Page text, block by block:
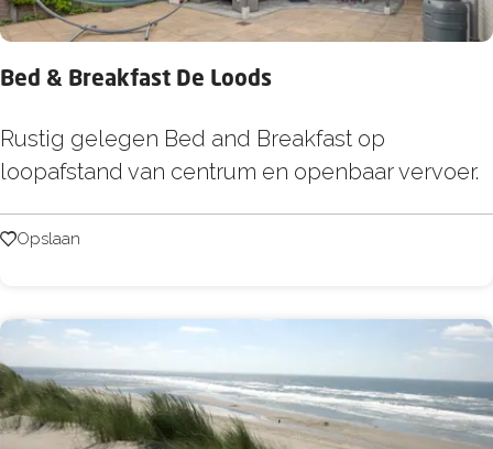
u
t
N
i
u
Z
e
e
d
Bed & Breakfast De Loods
B
e
&
e
a
k
f
Rustig gelegen Bed and Breakfast op
loopafstand van centrum en openbaar vervoer.
Opslaan
Opslaan